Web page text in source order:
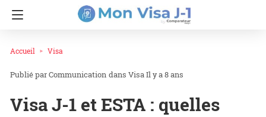
Accueil Visa
Communication dans VisaIl y a 8 ans
Visa J-1 et ESTA : quelles